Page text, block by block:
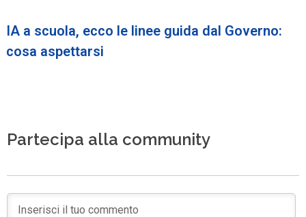
IA a scuola, ecco le linee guida dal Governo:
cosa aspettarsi
Partecipa alla community